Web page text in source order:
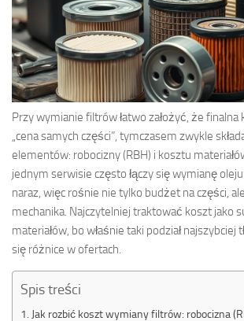
Przy wymianie filtrów łatwo założyć, że
„cena samych części”, tymczasem zwykle
elementów: robocizny (RBH) i kosztu
jednym serwisie często łączy się wymianę
naraz, więc rośnie nie tylko budżet na części,
mechanika. Najczytelniej traktować koszt jako
materiałów, bo właśnie taki podział najszybciej
się różnice w ofertach.
Spis treści
Jak rozbić koszt wymiany filtrów: robocizna